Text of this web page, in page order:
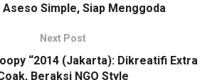
Aseso Simple, Siap Menggoda
Next Post
“2014 (Jakarta): Dikreatifi Extra
Beraksi NGO Style